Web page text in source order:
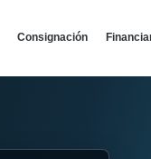
Consignación